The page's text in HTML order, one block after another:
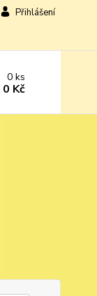
Přihlášení
0ks
0 Kč